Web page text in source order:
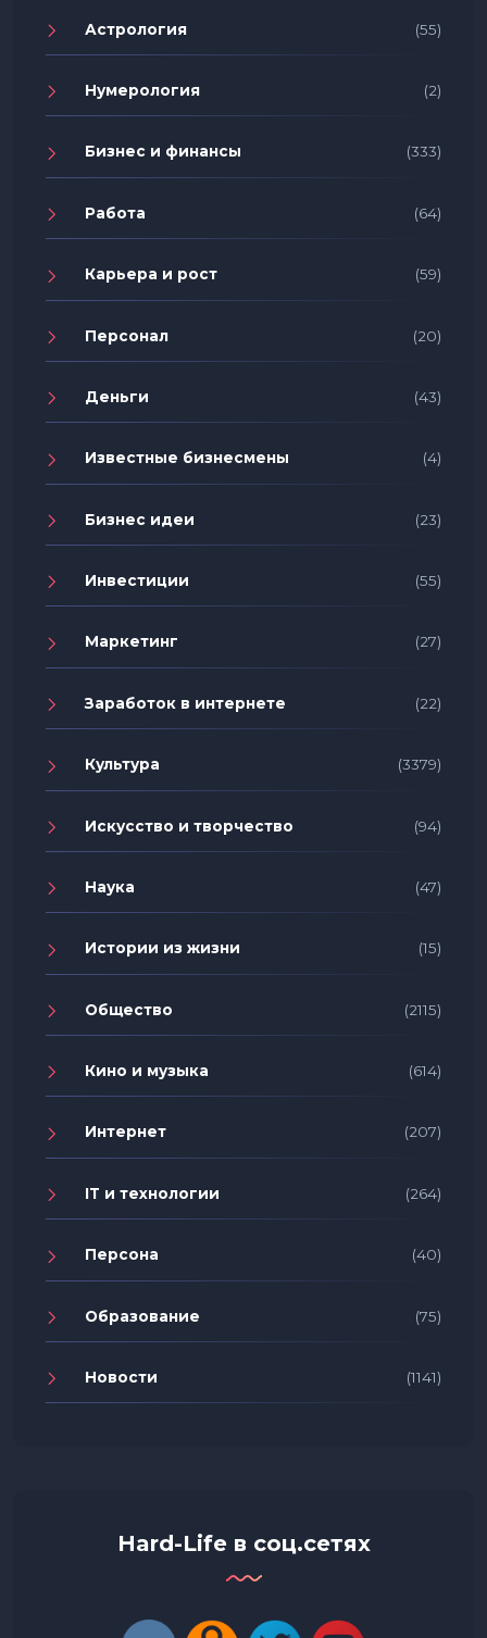
Астрология (55)
Нумерология (2)
Бизнес и финансы (333)
Работа (64)
Карьера и рост (59)
Персонал (20)
Деньги (43)
Известные бизнесмены (4)
Бизнес идеи (23)
Инвестиции (55)
Маркетинг (27)
Заработок в интернете (22)
Культура (3379)
Искусство и творчество (94)
Наука (47)
Истории из жизни (15)
Общество (2115)
Кино и музыка (614)
Интернет (207)
IT и технологии (264)
Персона (40)
Образование (75)
Новости (1141)
Hard-Life в соц.сетях